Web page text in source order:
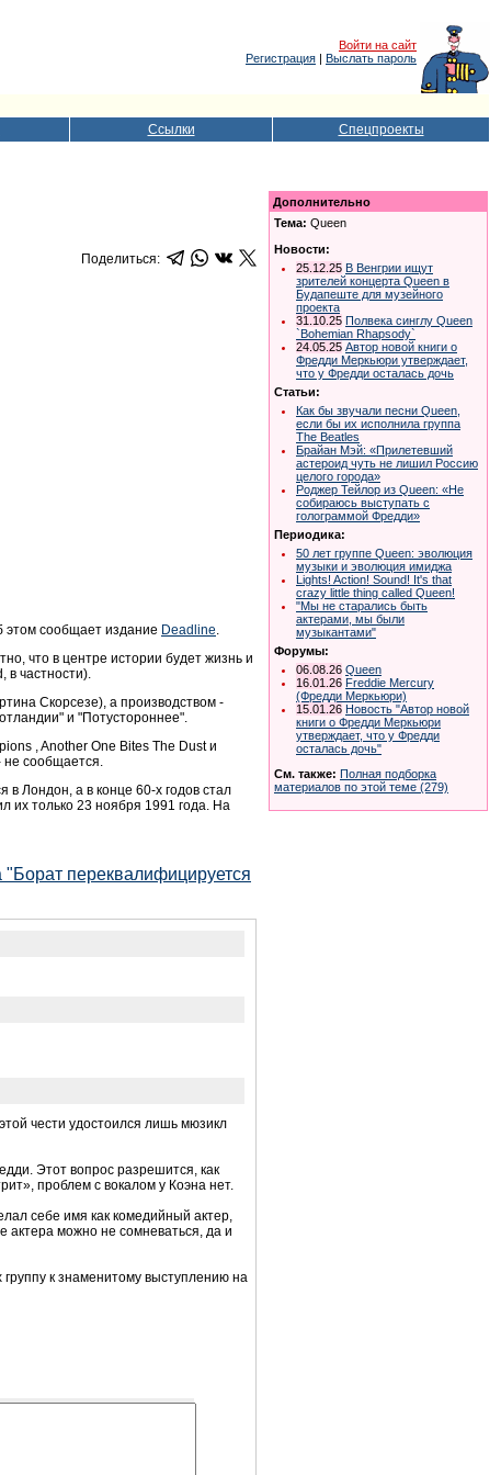
Войти на сайт
Регистрация | Выслать пароль
Ссылки Спецпроекты
Поделиться:
сообщает издание Deadline
что в центре истории будет жизнь и
частности).
Скорсезе), а производством -
и "Потустороннее".
, Another One Bites The Dust и
сообщается.
Лондон, а в конце 60-х годов стал
их только 23 ноября 1991 года. На
переквалифицируется
чести удостоился лишь мюзикл
Этот вопрос разрешится, как
проблем с вокалом у Коэна нет.
себе имя как комедийный актер,
актера можно не сомневаться, да и
к знаменитому выступлению на
Дополнительно
Тема: Queen
Новости:
25.12.25 В Венгрии ищут
зрителей концерта Queen в
Будапеште для музейного
проекта
31.10.25 Полвека синглу Queen
`Bohemian Rhapsody`
24.05.25 Автор новой книги о
Фредди Меркьюри утверждает,
что у Фредди осталась дочь
Статьи:
Как бы звучали песни Queen,
если бы их исполнила группа
The Beatles
Брайан Мэй: «Прилетевший
астероид чуть не лишил Россию
целого города»
Роджер Тейлор из Queen: «Не
собираюсь выступать с
голограммой Фредди»
Периодика:
50 лет группе Queen: эволюция
музыки и эволюция имиджа
Lights! Action! Sound! It's that
crazy little thing called Queen!
"Мы не старались быть
актерами, мы были
музыкантами"
Форумы:
06.08.26 Queen
16.01.26 Freddie Mercury
(Фредди Меркьюри)
15.01.26 Новость "Автор новой
книги о Фредди Меркьюри
утверждает, что у Фредди
осталась дочь"
См. также: Полная подборка
материалов по этой теме (279)